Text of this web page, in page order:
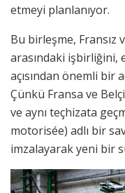
etmeyi planlanıyor.
Bu birleşme, Fransız
arasındaki işbirliğini,
açısından önemli bir
Çünkü Fransa ve
ve aynı teçhizata
motorisée) adlı bir
imzalayarak yeni bir